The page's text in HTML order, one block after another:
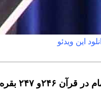
این ویدئو